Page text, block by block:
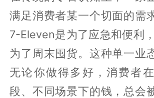
满足消费者某一个切面的需
7-Eleven是为了应急和便利
为了周末囤货。这种单一业
无论你做得多好，消费者
段、不同场景下的钱，总会